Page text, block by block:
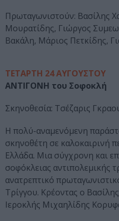
Πρωταγωνιστούν: Βασίλης
Μουρατίδης, Γιώργος
Βακάλη, Μάριος Πετκίδης,
ΤΕΤΑΡΤΗ 24 ΑΥΓΟΥΣΤΟΥ
ΑΝΤΙΓΟΝΗ του Σοφοκλή
Σκηνοθεσία: Τσέζαρις
Η πολύ-αναμενόμενη
σκηνοθέτη σε καλοκαιρινή
Ελλάδα. Μια σύγχρονη και
σοφόκλειας αντιπολεμικής
ανατρεπτικό
Τρίγγου. Κρέοντας ο
Ιεροκλής Μιχαηλίδης